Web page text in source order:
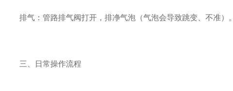
排气：管路排气阀打开，排净气泡（气泡会导致跳变、不准）。
三、日常操作流程